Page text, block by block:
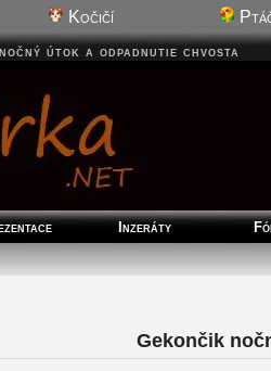
Kočičí
útok a odpadnutie chvosta
Inzeráty
Gekončik